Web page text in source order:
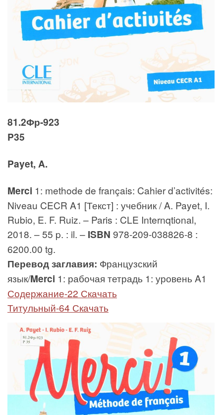
81.2Фр-923
P35
Payet, A.
Merci 1: methode de français: Cahier d’activités:
Niveau CECR A1 [Текст] : учебник / A. Payet, I.
Rubio, E. F. Ruiz. – Paris : CLE Internqtional,
2018. – 55 p. : il. – ISBN 978-209-038826-8 :
6200.00 tg.
Перевод заглавия: Французский
язык/Merci 1: рабочая тетрадь 1: уровень A1
Содержание-22 Скачать
Титульный-64 Скачать